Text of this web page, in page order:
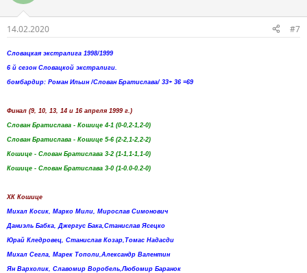
14.02.2020 #7
Словацкая экстралига 1998/1999
6 й сезон Словацкой экстралиги.
бомбардир: Роман Ильин /Слован Братислава/ 33+ 36 =69
Финал (9, 10, 13, 14 и 16 апреля 1999 г.)
Слован Братислава - Кошице 4-1 (0-0,2-1,2-0)
Слован Братислава - Кошице 5-6 (2-2,1-2,2-2)
Кошице - Слован Братислава 3-2 (1-1,1-1,1-0)
Кошице - Слован Братислава 3-0 (1-0.0-0.2-0)
ХК Кошице
Михал Косик, Марко Мили, Мирослав Симонович
Даниэль Бабка, Джергус Бака,Станислав Ясецко
Юрай Кледровец, Станислав Козар,Томас Надасди
Михал Сегла, Марек Тополи,Александр Валентин
Ян Вархолик, Славомир Воробель,Любомир Баранок